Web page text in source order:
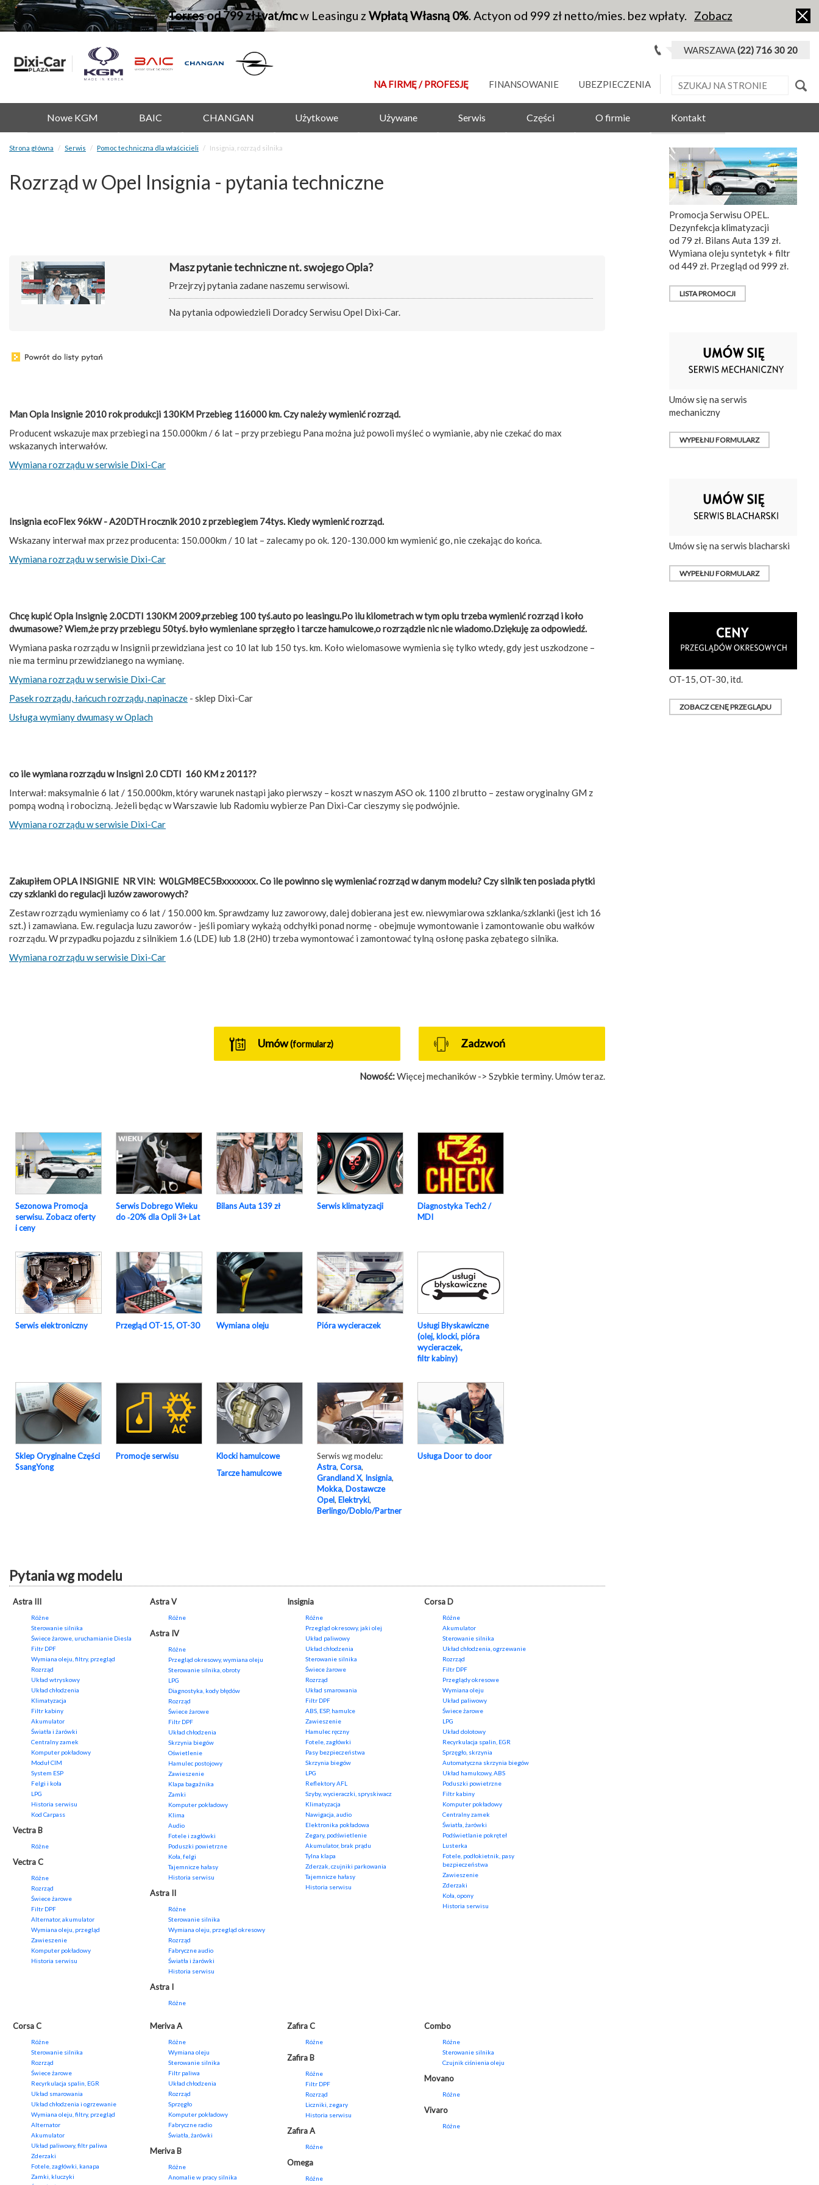
Torres od 799 zł+vat/mcw Leasingu z Wpłatą Własną 0%. Actyon od 999 zł netto/mies. bez wpłaty. Zobacz
WARSZAWA(22) 716 30 20
NA FIRMĘ / PROFESJĘ FINANSOWANIE UBEZPIECZENIA
Nowe KGM BAIC CHANGAN Użytkowe Używane Serwis Części O firmie Kontakt
Strona główna Serwis Pomoc techniczna dla właścicieli Insignia, rozrząd silnika
Rozrząd w Opel Insignia - pytania techniczne
Masz pytanie techniczne nt. swojego Opla?
Przejrzyj pytania zadane naszemu serwisowi.
Na pytania odpowiedzieli Doradcy Serwisu Opel Dixi‑Car.
Man Opla Insignie 2010 rok produkcji 130KM Przebieg 116000 km. Czy należy wymienić rozrząd.
Producent wskazuje max przebiegi na 150.000km / 6 lat – przy przebiegu Pana można już powoli myśleć o wymianie, aby nie czekać do max
wskazanych interwałów.
Wymiana rozrządu w serwisie Dixi-Car
Insignia ecoFlex 96kW - A20DTH rocznik 2010 z przebiegiem 74tys. Kiedy wymienić rozrząd.
Wskazany interwał max przez producenta: 150.000km / 10 lat – zalecamy po ok. 120-130.000 km wymienić go, nie czekając do końca.
Wymiana rozrządu w serwisie Dixi-Car
Chcę kupić Opla Insignię 2.0CDTI 130KM 2009,przebieg 100 tyś.auto po leasingu.Po ilu kilometrach w tym oplu trzeba wymienić rozrząd i koło
dwumasowe? Wiem,że przy przebiegu 50tyś. było wymieniane sprzęgło i tarcze hamulcowe,o rozrządzie nic nie wiadomo.Dziękuję za odpowiedź.
Wymiana paska rozrządu w Insignii przewidziana jest co 10 lat lub 150 tys. km. Koło wielomasowe wymienia się tylko wtedy, gdy jest uszkodzone –
nie ma terminu przewidzianego na wymianę.
Wymiana rozrządu w serwisie Dixi-Car
Pasek rozrządu, łańcuch rozrządu, napinacze - sklep Dixi-Car
Usługa wymiany dwumasy w Oplach
co ile wymiana rozrządu w Insigni 2.0 CDTI 160 KM z 2011??
Interwał: maksymalnie 6 lat / 150.000km, który warunek nastąpi jako pierwszy – koszt w naszym ASO ok. 1100 zl brutto – zestaw oryginalny GM z
pompą wodną i robocizną. Jeżeli będąc w Warszawie lub Radomiu wybierze Pan Dixi-Car cieszymy się podwójnie.
Wymiana rozrządu w serwisie Dixi-Car
Zakupiłem OPLA INSIGNIE NR VIN: W0LGM8EC5Bxxxxxxx. Co ile powinno się wymieniać rozrząd w danym modelu? Czy silnik ten posiada płytki
czy szklanki do regulacji luzów zaworowych?
Zestaw rozrządu wymieniamy co 6 lat / 150.000 km. Sprawdzamy luz zaworowy, dalej dobierana jest ew. niewymiarowa szklanka/szklanki (jest ich 16
szt.) i zamawiana. Ew. regulacja luzu zaworów - jeśli pomiary wykażą odchyłki ponad normę - obejmuje wymontowanie i zamontowanie obu wałków
rozrządu. W przypadku pojazdu z silnikiem 1.6 (LDE) lub 1.8 (2H0) trzeba wymontować i zamontować tylną osłonę paska zębatego silnika.
Wymiana rozrządu w serwisie Dixi-Car
Umów(formularz) Zadzwoń
Nowość:Więcej mechaników -> Szybkie terminy. Umów teraz.
Sezonowa Promocja
serwisu. Zobacz oferty
i ceny
Serwis Dobrego Wieku
do ‑20% dla Opli 3+ Lat
Bilans Auta 139 zł Serwis klimatyzacji
Diagnostyka Tech2 /
MDI
Serwis elektroniczny Przegląd OT-15, OT-30 Wymiana oleju Pióra wycieraczek
Usługi Błyskawiczne
(olej, klocki, pióra
wycieraczek,
filtr kabiny)
Sklep Oryginalne Części
SsangYong
Promocje serwisu
Klocki hamulcowe
Tarcze hamulcowe
Serwis wg modelu:
Astra, Corsa,
Grandland X, Insignia,
Mokka, Dostawcze
Opel, Elektryki,
Berlingo/Doblo/Partner
Usługa Door to door
Pytania wg modelu
Astra III
Różne
Sterowanie silnika
Świece żarowe, uruchamianie Diesla
Filtr DPF
Wymiana oleju, filtry, przegląd
Rozrząd
Układ wtryskowy
Układ chłodzenia
Klimatyzacja
Filtr kabiny
Akumulator
Światła i żarówki
Centralny zamek
Komputer pokładowy
Moduł CIM
System ESP
Felgi i koła
LPG
Historia serwisu
Kod Carpass
Vectra B
Różne
Vectra C
Różne
Rozrząd
Świece żarowe
Filtr DPF
Alternator, akumulator
Wymiana oleju, przegląd
Zawieszenie
Komputer pokładowy
Historia serwisu
Astra V
Różne
Astra IV
Różne
Przegląd okresowy, wymiana oleju
Sterowanie silnika, obroty
LPG
Diagnostyka, kody błędów
Rozrząd
Świece żarowe
Filtr DPF
Układ chłodzenia
Skrzynia biegów
Oświetlenie
Hamulec postojowy
Zawieszenie
Klapa bagażnika
Zamki
Komputer pokładowy
Klima
Audio
Fotele i zagłówki
Poduszki powietrzne
Koła, felgi
Tajemnicze hałasy
Historia serwisu
Astra II
Różne
Sterowanie silnika
Wymiana oleju, przegląd okresowy
Rozrząd
Fabryczne audio
Światła i żarówki
Historia serwisu
Astra I
Różne
Insignia
Różne
Przegląd okresowy, jaki olej
Układ paliwowy
Układ chłodzenia
Sterowanie silnika
Świece żarowe
Rozrząd
Układ smarowania
Filtr DPF
ABS, ESP, hamulce
Zawieszenie
Hamulec ręczny
Fotele, zagłówki
Pasy bezpieczeństwa
Skrzynia biegów
LPG
Reflektory AFL
Szyby, wycieraczki, spryskiwacz
Klimatyzacja
Nawigacja, audio
Elektronika pokładowa
Zegary, podświetlenie
Akumulator, brak prądu
Tylna klapa
Zderzak, czujniki parkowania
Tajemnicze hałasy
Historia serwisu
Corsa D
Różne
Akumulator
Sterowanie silnika
Układ chłodzenia, ogrzewanie
Rozrząd
Filtr DPF
Przeglądy okresowe
Wymiana oleju
Układ paliwowy
Świece żarowe
LPG
Układ dolotowy
Recyrkulacja spalin, EGR
Sprzęgło, skrzynia
Automatyczna skrzynia biegów
Układ hamulcowy, ABS
Poduszki powietrzne
Filtr kabiny
Komputer pokładowy
Centralny zamek
Światła, żarówki
Podświetlanie pokręteł
Lusterka
Fotele, podłokietnik, pasy
bezpieczeństwa
Zawieszenie
Zderzaki
Koła, opony
Historia serwisu
Corsa C
Różne
Sterowanie silnika
Rozrząd
Świece żarowe
Recyrkulacja spalin, EGR
Układ smarowania
Układ chłodzenia i ogrzewanie
Wymiana oleju, filtry, przegląd
Alternator
Akumulator
Układ paliwowy, filtr paliwa
Zderzaki
Fotele, zagłówki, kanapa
Zamki, kluczyki
Meriva A
Różne
Wymiana oleju
Sterowanie silnika
Filtr paliwa
Układ chłodzenia
Rozrząd
Sprzęgło
Komputer pokładowy
Fabryczne radio
Światła, żarówki
Meriva B
Różne
Anomalie w pracy silnika
Zafira C
Różne
Zafira B
Różne
Filtr DPF
Rozrząd
Liczniki, zegary
Historia serwisu
Zafira A
Różne
Omega
Różne
Combo
Różne
Sterowanie silnika
Czujnik ciśnienia oleju
Movano
Różne
Vivaro
Różne
Promocja Serwisu OPEL.
Dezynfekcja klimatyzacji
od 79 zł. Bilans Auta 139 zł.
Wymiana oleju syntetyk + filtr
od 449 zł. Przegląd od 999 zł.
LISTA PROMOCJI
Umów się na serwis
mechaniczny
WYPEŁNIJ FORMULARZ
Umów się na serwis blacharski
WYPEŁNIJ FORMULARZ
OT-15, OT-30, itd.
ZOBACZ CENĘ PRZEGLĄDU